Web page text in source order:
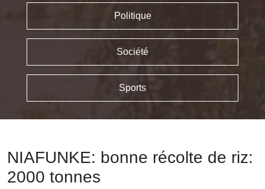
Politique
Société
Sports
NIAFUNKE: bonne récolte de riz:
2000 tonnes